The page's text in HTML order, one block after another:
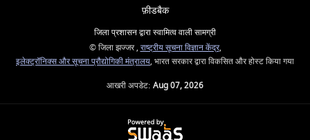
फ़ीडबैक
जिला प्रशासन द्वारा स्वामित्व वाली सामग्री
© जिला झज्जर , राष्ट्रीय सूचना विज्ञान केंद्र,
इलेक्ट्रॉनिक्स और सूचना प्रौद्योगिकी मंत्रालय, भारत सरकार द्वारा विकसित और होस्ट किया गया
आखरी अपडेट: Aug 07, 2026